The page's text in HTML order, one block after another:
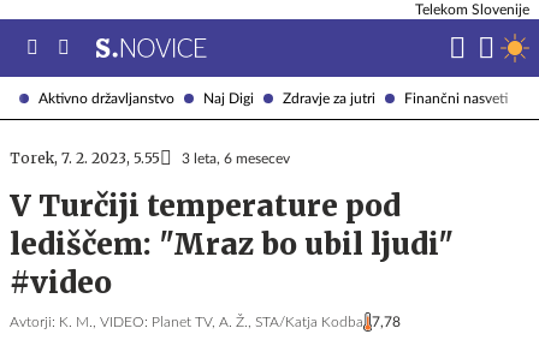
Aktivno državljanstvo Naj Digi Zdravje za jutri Finančni nasveti
Telekom Slovenije
Torek, 7. 2. 2023, 5.55 3 leta, 6 mesecev
V Turčiji temperature pod
lediščem: "Mraz bo ubil ljudi"
#video
Avtorji: K. M., VIDEO: Planet TV, A. Ž., STA/Katja Kodba 7,78